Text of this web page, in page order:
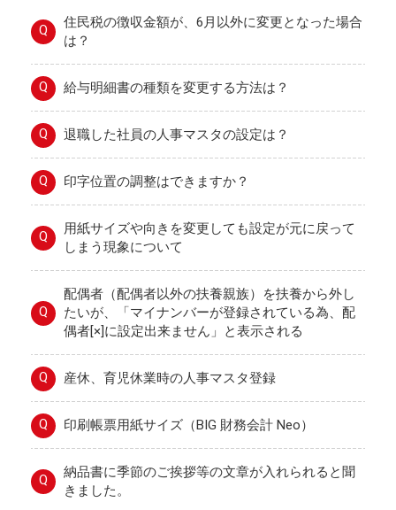
Q
住民税の徴収金額が、6月以外に変更となった場合
は？
Q 給与明細書の種類を変更する方法は？
Q 退職した社員の人事マスタの設定は？
Q 印字位置の調整はできますか？
Q
用紙サイズや向きを変更しても設定が元に戻って
しまう現象について
Q
配偶者（配偶者以外の扶養親族）を扶養から外し
たいが、「マイナンバーが登録されている為、配
偶者[×]に設定出来ません」と表示される
Q 産休、育児休業時の人事マスタ登録
Q 印刷帳票用紙サイズ（BIG 財務会計 Neo）
Q
納品書に季節のご挨拶等の文章が入れられると聞
きました。